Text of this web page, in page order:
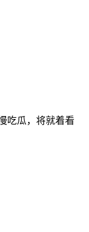
吃瓜，将就着看